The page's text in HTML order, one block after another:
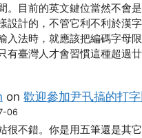
。目前的英文鍵位當然不會
設計的，不管它利不利於漢
入法時，就應該把編碼字母
有臺灣人才會習慣這種超過
on歡迎參加尹卂搞的打字
06
很不錯。你是用五筆還是其